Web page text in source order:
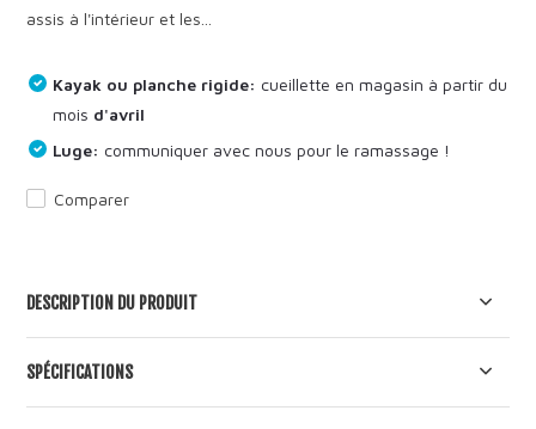
assis à l'intérieur et les...
Kayak ou planche rigide: cueillette en magasin à partir du
mois d'avril
Luge: communiquer avec nous pour le ramassage !
Comparer
DESCRIPTION DU PRODUIT
SPÉCIFICATIONS